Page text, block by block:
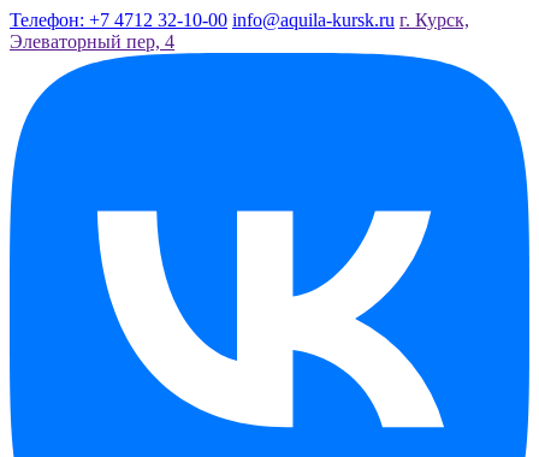
Телефон: +7 4712 32-10-00 info@aquila-kursk.ru г. Курск,
Элеваторный пер, 4